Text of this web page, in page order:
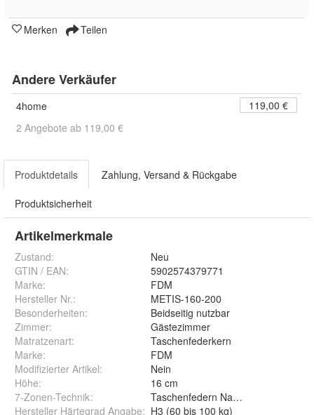
Merken Teilen
Andere Verkäufer
4home
119,00 €
2 Angebote ab 119,00 €
Produktdetails Zahlung, Versand & Rückgabe
Produktsicherheit
Artikelmerkmale
Zustand:
Neu
GTIN / EAN:
5902574379771
Marke:
FDM
Hersteller Nr.:
METIS-160-200
Besonderheiten:
Beidseitig nutzbar
Zimmer:
Gästezimmer
Matratzenart:
Taschenfederkern
Marke:
FDM
Modifizierter Artikel:
Nein
Höhe:
16 cm
7-Zonen-Technik:
Taschenfedern NanoHARD 12 cm
Hersteller Härtegrad Angabe: H3 (60 bis 100 kg)